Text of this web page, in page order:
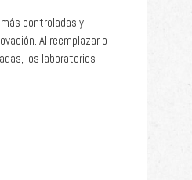
controladas y
Al reemplazar o
los laboratorios